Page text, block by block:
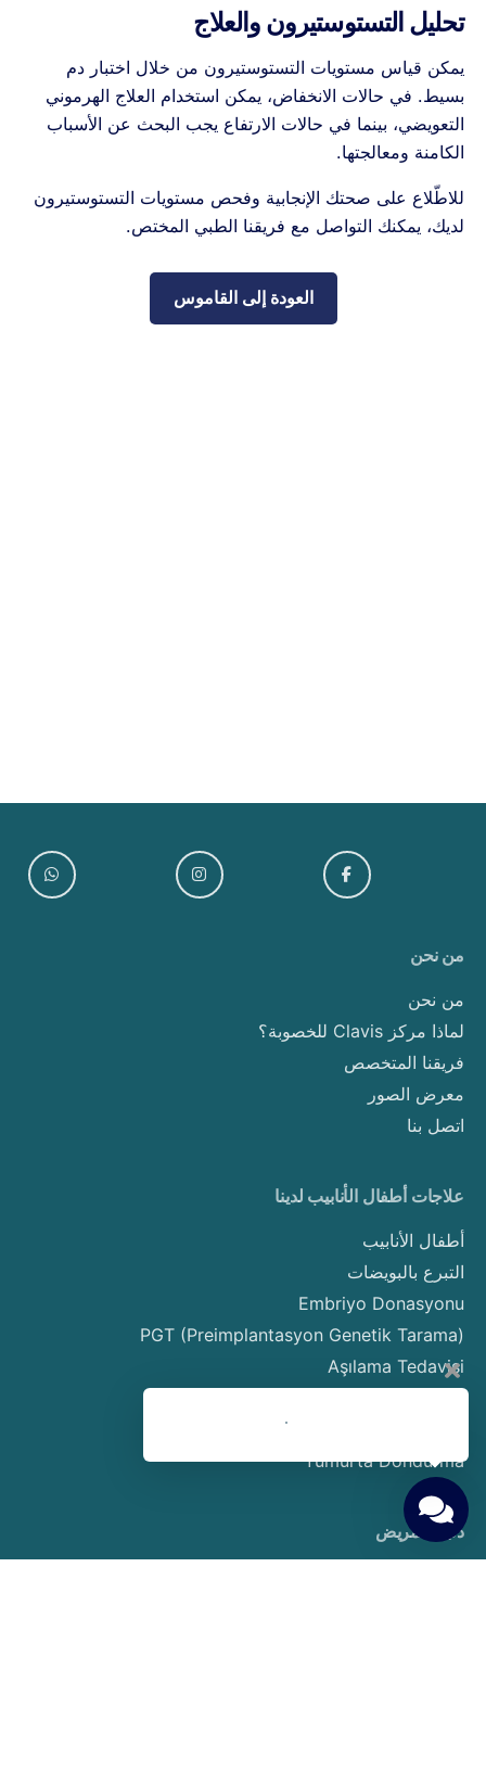
تحليل التستوستيرون والعلاج
يمكن قياس مستويات التستوستيرون من خلال اختبار دم
بسيط. في حالات الانخفاض، يمكن استخدام العلاج الهرموني
التعويضي، بينما في حالات الارتفاع يجب البحث عن الأسباب
الكامنة ومعالجتها.
للاطّلاع على صحتك الإنجابية وفحص مستويات التستوستيرون
لديك، يمكنك التواصل مع فريقنا الطبي المختص.
العودة إلى القاموس
من نحن
من نحن
لماذا مركز Clavis للخصوبة؟
فريقنا المتخصص
معرض الصور
اتصل بنا
علاجات أطفال الأنابيب لدينا
أطفال الأنابيب
التبرع بالبويضات
Embriyo Donasyonu
PGT (Preimplantasyon Genetik Tarama)
Aşılama Tedavisi
Yumurta Dondurma
دليل المريض